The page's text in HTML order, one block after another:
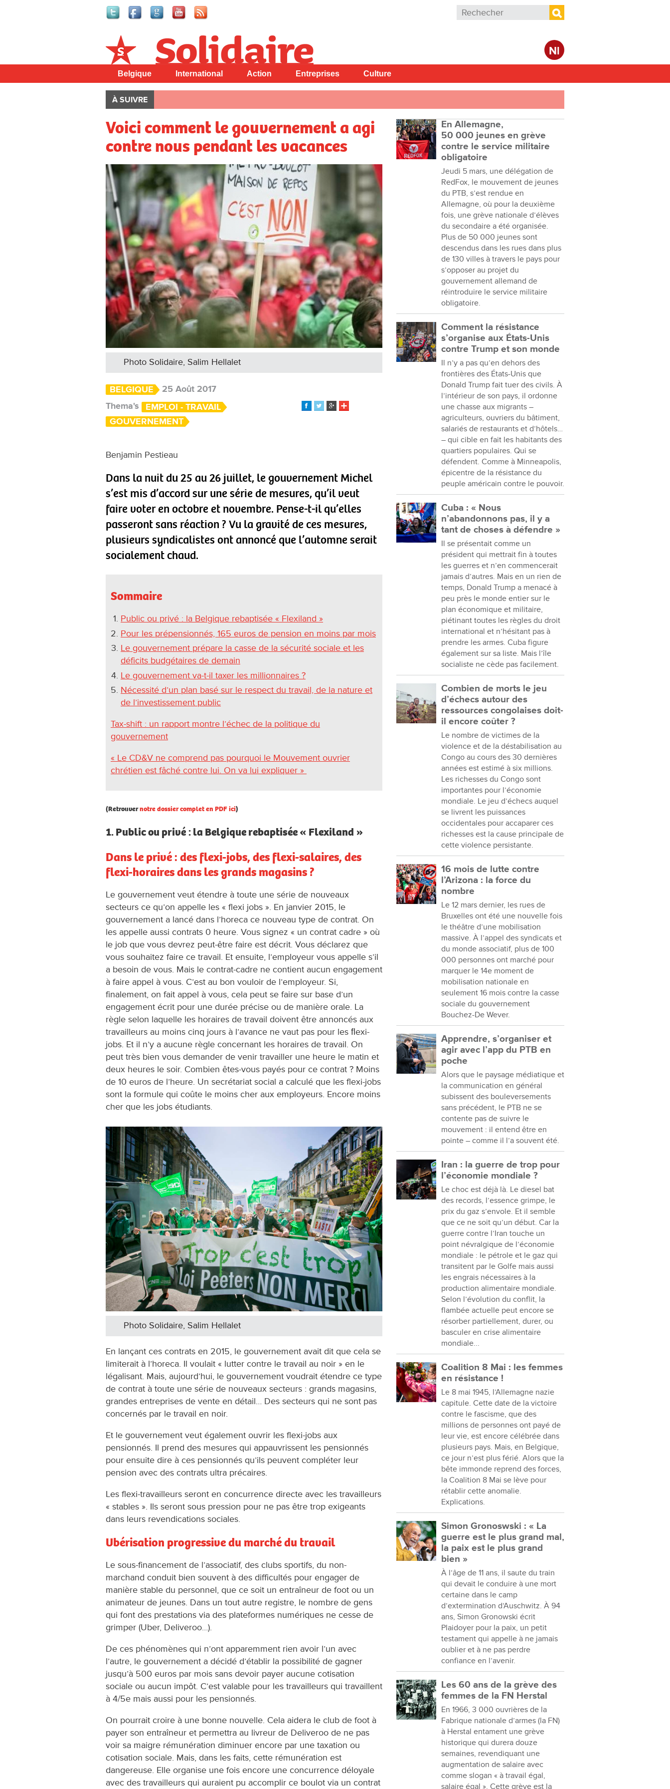
Formulaire de recherche
Rechercher
Nl
Solidaire
Belgique International Action Entreprises Culture
À SUIVRE
Voici comment le gouvernement a agi
contre nous pendant les vacances
Photo Solidaire, Salim Hellalet
BELGIQUE
25 Août 2017
Thema's
EMPLOI - TRAVAIL
GOUVERNEMENT
Benjamin Pestieau
Dans la nuit du 25 au 26 juillet, le gouvernement Michel
s’est mis d’accord sur une série de mesures, qu’il veut
faire voter en octobre et novembre. Pense-t-il qu’elles
passeront sans réaction ? Vu la gravité de ces mesures,
plusieurs syndicalistes ont annoncé que l’automne serait
socialement chaud.
Sommaire
Public ou privé : la Belgique rebaptisée « Flexiland »
Pour les prépensionnés, 165 euros de pension en moins par mois
Le gouvernement prépare la casse de la sécurité sociale et les
déficits budgétaires de demain
Le gouvernement va-t-il taxer les millionnaires ?
Nécessité d’un plan basé sur le respect du travail, de la nature et
de l’investissement public
Tax-shift : un rapport montre l’échec de la politique du
gouvernement
« Le CD&V ne comprend pas pourquoi le Mouvement ouvrier
chrétien est fâché contre lui. On va lui expliquer »
(Retrouvernotre dossier complet en PDF ici)
1. Public ou privé : la Belgique rebaptisée « Flexiland »
Dans le privé : des flexi-jobs, des flexi-salaires, des
flexi-horaires dans les grands magasins ?
Le gouvernement veut étendre à toute une série de nouveaux
secteurs ce qu’on appelle les « flexi jobs ». En janvier 2015, le
gouvernement a lancé dans l’horeca ce nouveau type de contrat. On
les appelle aussi contrats 0 heure. Vous signez « un contrat cadre » où
le job que vous devrez peut-être faire est décrit. Vous déclarez que
vous souhaitez faire ce travail. Et ensuite, l’employeur vous appelle s’il
a besoin de vous. Mais le contrat-cadre ne contient aucun engagement
à faire appel à vous. C’est au bon vouloir de l’employeur. Si,
finalement, on fait appel à vous, cela peut se faire sur base d’un
engagement écrit pour une durée précise ou de manière orale. La
règle selon laquelle les horaires de travail doivent être annoncés aux
travailleurs au moins cinq jours à l’avance ne vaut pas pour les ﬂexi-
jobs. Et il n’y a aucune règle concernant les horaires de travail. On
peut très bien vous demander de venir travailler une heure le matin et
deux heures le soir. Combien êtes-vous payés pour ce contrat ? Moins
de 10 euros de l’heure. Un secrétariat social a calculé que les flexi-jobs
sont la formule qui coûte le moins cher aux employeurs. Encore moins
cher que les jobs étudiants.
Photo Solidaire, Salim Hellalet
En lançant ces contrats en 2015, le gouvernement avait dit que cela se
limiterait à l’horeca. Il voulait « lutter contre le travail au noir » en le
légalisant. Mais, aujourd’hui, le gouvernement voudrait étendre ce type
de contrat à toute une série de nouveaux secteurs : grands magasins,
grandes entreprises de vente en détail… Des secteurs qui ne sont pas
concernés par le travail en noir.
Et le gouvernement veut également ouvrir les flexi-jobs aux
pensionnés. Il prend des mesures qui appauvrissent les pensionnés
pour ensuite dire à ces pensionnés qu’ils peuvent compléter leur
pension avec des contrats ultra précaires.
Les flexi-travailleurs seront en concurrence directe avec les travailleurs
« stables ». Ils seront sous pression pour ne pas être trop exigeants
dans leurs revendications sociales.
Ubérisation progressive du marché du travail
Le sous-financement de l’associatif, des clubs sportifs, du non-
marchand conduit bien souvent à des difficultés pour engager de
manière stable du personnel, que ce soit un entraîneur de foot ou un
animateur de jeunes. Dans un tout autre registre, le nombre de gens
qui font des prestations via des plateformes numériques ne cesse de
grimper (Uber, Deliveroo…).
De ces phénomènes qui n’ont apparemment rien avoir l’un avec
l’autre, le gouvernement a décidé d’établir la possibilité de gagner
jusqu’à 500 euros par mois sans devoir payer aucune cotisation
sociale ou aucun impôt. C’est valable pour les travailleurs qui travaillent
à 4/5e mais aussi pour les pensionnés.
On pourrait croire à une bonne nouvelle. Cela aidera le club de foot à
payer son entraîneur et permettra au livreur de Deliveroo de ne pas
voir sa maigre rémunération diminuer encore par une taxation ou
cotisation sociale. Mais, dans les faits, cette rémunération est
dangereuse. Elle organise une fois encore une concurrence déloyale
avec des travailleurs qui auraient pu accomplir ce boulot via un contrat
En Allemagne,
50 000 jeunes en grève
contre le service militaire
obligatoire
Jeudi 5 mars, une délégation de
RedFox, le mouvement de jeunes
du PTB, s’est rendue en
Allemagne, où pour la deuxième
fois, une grève nationale d’élèves
du secondaire a été organisée.
Plus de 50 000 jeunes sont
descendus dans les rues dans plus
de 130 villes à travers le pays pour
s’opposer au projet du
gouvernement allemand de
réintroduire le service militaire
obligatoire.
Comment la résistance
s’organise aux États-Unis
contre Trump et son monde
Il n’y a pas qu’en dehors des
frontières des États-Unis que
Donald Trump fait tuer des civils. À
l’intérieur de son pays, il ordonne
une chasse aux migrants –
agriculteurs, ouvriers du bâtiment,
salariés de restaurants et d’hôtels…
– qui cible en fait les habitants des
quartiers populaires. Qui se
défendent. Comme à Minneapolis,
épicentre de la résistance du
peuple américain contre le pouvoir.
Cuba : « Nous
n’abandonnons pas, il y a
tant de choses à défendre »
Il se présentait comme un
président qui mettrait fin à toutes
les guerres et n’en commencerait
jamais d’autres. Mais en un rien de
temps, Donald Trump a menacé à
peu près le monde entier sur le
plan économique et militaire,
piétinant toutes les règles du droit
international et n’hésitant pas à
prendre les armes. Cuba figure
également sur sa liste. Mais l’île
socialiste ne cède pas facilement.
Combien de morts le jeu
d’échecs autour des
ressources congolaises doit-
il encore coûter ?
Le nombre de victimes de la
violence et de la déstabilisation au
Congo au cours des 30 dernières
années est estimé à six millions.
Les richesses du Congo sont
importantes pour l’économie
mondiale. Le jeu d’échecs auquel
se livrent les puissances
occidentales pour accaparer ces
richesses est la cause principale de
cette violence persistante.
16 mois de lutte contre
l’Arizona : la force du
nombre
Le 12 mars dernier, les rues de
Bruxelles ont été une nouvelle fois
le théâtre d’une mobilisation
massive. À l’appel des syndicats et
du monde associatif, plus de 100
000 personnes ont marché pour
marquer le 14e moment de
mobilisation nationale en
seulement 16 mois contre la casse
sociale du gouvernement
Bouchez-De Wever.
Apprendre, s’organiser et
agir avec l’app du PTB en
poche
Alors que le paysage médiatique et
la communication en général
subissent des bouleversements
sans précédent, le PTB ne se
contente pas de suivre le
mouvement : il entend être en
pointe – comme il l’a souvent été.
Iran : la guerre de trop pour
l’économie mondiale ?
Le choc est déjà là. Le diesel bat
des records, l’essence grimpe, le
prix du gaz s’envole. Et il semble
que ce ne soit qu’un début. Car la
guerre contre l’Iran touche un
point névralgique de l’économie
mondiale : le pétrole et le gaz qui
transitent par le Golfe mais aussi
les engrais nécessaires à la
production alimentaire mondiale.
Selon l’évolution du conflit, la
flambée actuelle peut encore se
résorber partiellement, durer, ou
basculer en crise alimentaire
mondiale...
Coalition 8 Mai : les femmes
en résistance !
Le 8 mai 1945, l’Allemagne nazie
capitule. Cette date de la victoire
contre le fascisme, que des
millions de personnes ont payé de
leur vie, est encore célébrée dans
plusieurs pays. Mais, en Belgique,
ce jour n’est plus férié. Alors que la
bête immonde reprend des forces,
la Coalition 8 Mai se lève pour
rétablir cette anomalie.
Explications.
Simon Gronoswski : « La
guerre est le plus grand mal,
la paix est le plus grand
bien »
À l’âge de 11 ans, il saute du train
qui devait le conduire à une mort
certaine dans le camp
d’extermination d’Auschwitz. À 94
ans, Simon Gronowski écrit
Plaidoyer pour la paix, un petit
testament qui appelle à ne jamais
oublier et à ne pas perdre
confiance en l’avenir.
Les 60 ans de la grève des
femmes de la FN Herstal
En 1966, 3 000 ouvrières de la
Fabrique nationale d’armes (la FN)
à Herstal entament une grève
historique qui durera douze
semaines, revendiquant une
augmentation de salaire avec
comme slogan « à travail égal,
salaire égal ». Cette grève est la